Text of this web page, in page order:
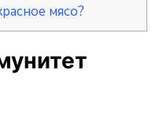
мясо?